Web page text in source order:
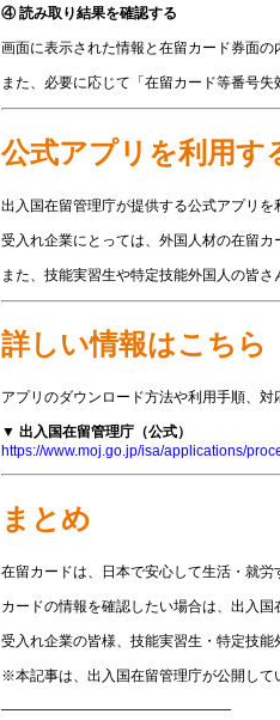
④ 読み取り結果を確認する
画面に表示された情報と在留カード券面の
また、必要に応じて「在留カード等番号
公式アプリを利用す
出入国在留管理庁が提供する公式アプリ
受入れ企業にとっては、外国人材の在留
また、技能実習生や特定技能外国人の皆
詳しい情報はこちら
アプリのダウンロード方法や利用手順、
▼ 出入国在留管理庁（公式）
https://www.moj.go.jp/isa/applications/
まとめ
在留カードは、日本で安心して生活・就労
カードの情報を確認したい場合は、出入
受入れ企業の皆様、技能実習生・特定技能
※本記事は、出入国在留管理庁が公開して
————————————————